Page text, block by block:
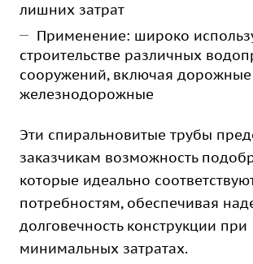
лишних затрат
Применение: широко
строительстве различных
сооружений, включая
железнодорожные
Эти спиральновитые трубы
заказчикам возможность
которые идеально
потребностям, обеспечивая
долговечность конструкции при
минимальных затратах.